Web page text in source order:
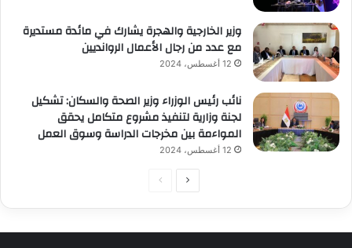
وزير الخارجية والهجرة يشارك في مائدة مستديرة
مع عدد من رجال الأعمال الروانديين
12 أغسطس، 2024
نائب رئيس الوزراء وزير الصحة والسكان: تشكيل
لجنة وزارية لتنفيذ مشروع متكامل يحقق
المواءمة بين مخرجات الدراسة وسوق العمل
12 أغسطس، 2024
الصفحةالصفحة